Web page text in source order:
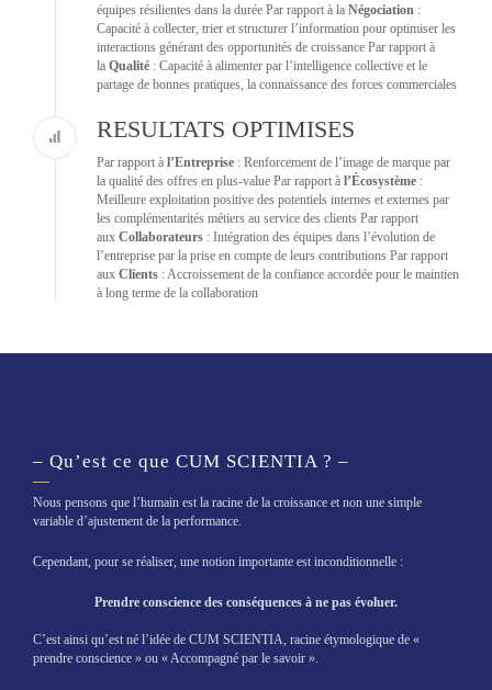
équipes résilientes dans la durée Par rapport à la Négociation :
Capacité à collecter, trier et structurer l’information pour optimiser les
interactions générant des opportunités de croissance Par rapport à
la Qualité : Capacité à alimenter par l’intelligence collective et le
partage de bonnes pratiques, la connaissance des forces commerciales
RESULTATS OPTIMISES
Par rapport à l’Entreprise : Renforcement de l’image de marque par
la qualité des offres en plus-value Par rapport à l’Écosystème :
Meilleure exploitation positive des potentiels internes et externes par
les complémentarités métiers au service des clients Par rapport
aux Collaborateurs : Intégration des équipes dans l’évolution de
l’entreprise par la prise en compte de leurs contributions Par rapport
aux Clients : Accroissement de la confiance accordée pour le maintien
à long terme de la collaboration
– Qu’est ce que CUM SCIENTIA ? –
Nous pensons que l’humain est la racine de la croissance et non une simple
variable d’ajustement de la performance.
Cependant, pour se réaliser, une notion importante est inconditionnelle :
Prendre conscience des conséquences à ne pas évoluer.
C’est ainsi qu’est né l’idée de CUM SCIENTIA, racine étymologique de «
prendre conscience » ou « Accompagné par le savoir ».